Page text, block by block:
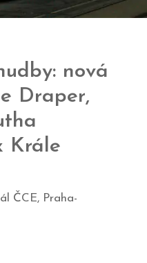
nová
Draper,
Krále
ČCE, Praha-